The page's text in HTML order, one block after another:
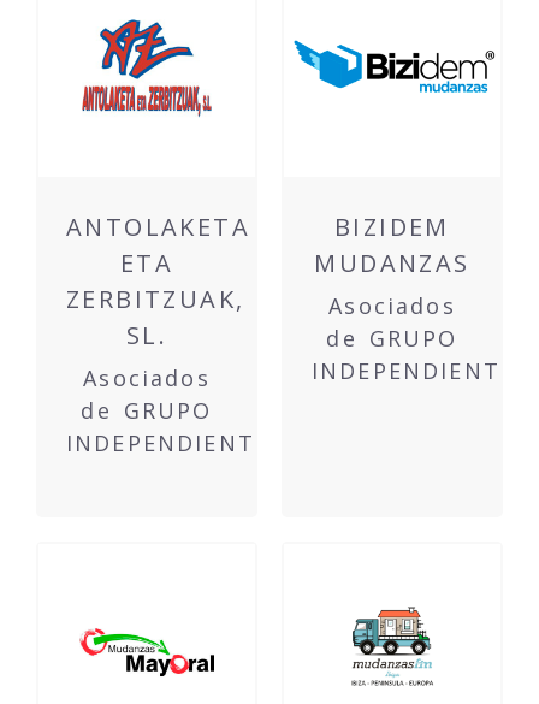
ANTOLAKETA
ETA
ZERBITZUAK,
SL.
Asociados
de GRUPO
INDEPENDIENTE
BIZIDEM
MUDANZAS
Asociados
de GRUPO
INDEPENDIENTE